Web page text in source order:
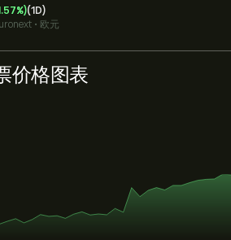
(1D)
• 欧元
价格图表